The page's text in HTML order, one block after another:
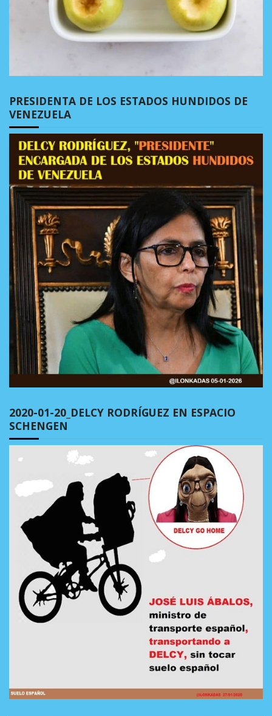
PRESIDENTA DE LOS ESTADOS HUNDIDOS DE
VENEZUELA
2020-01-20_DELCY RODRÍGUEZ EN ESPACIO
SCHENGEN